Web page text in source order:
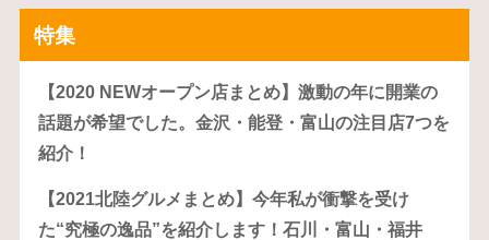
特集
【2020 NEWオープン店まとめ】激動の年に開業の
話題が希望でした。金沢・能登・富山の注目店7つを
紹介！
【2021北陸グルメまとめ】今年私が衝撃を受け
た“究極の逸品”を紹介します！石川・富山・福井